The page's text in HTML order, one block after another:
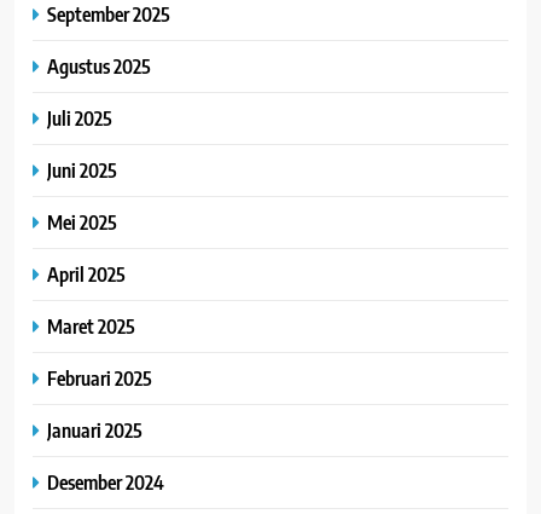
September 2025
Agustus 2025
Juli 2025
Juni 2025
Mei 2025
April 2025
Maret 2025
Februari 2025
Januari 2025
Desember 2024